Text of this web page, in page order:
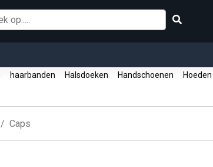
haarbanden Halsdoeken Handschoenen Hoeden
Caps